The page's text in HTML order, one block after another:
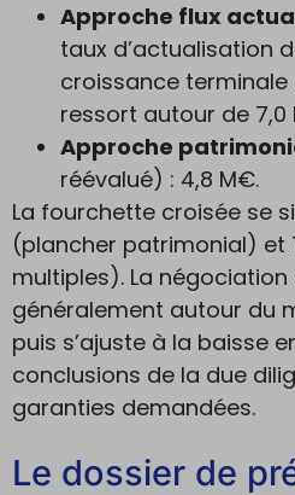
Approche flux
taux d’actualisation
croissance terminale
ressort autour de 7,0
Approche
réévalué) : 4,8 M€.
La fourchette croisée se
(plancher patrimonial) et
multiples). La négociation
généralement autour du
puis s’ajuste à la baisse
conclusions de la due
garanties demandées.
Le dossier de